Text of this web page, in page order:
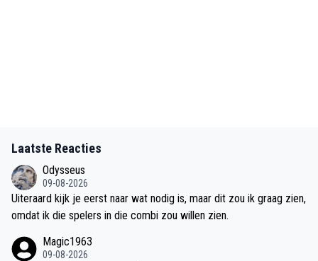
Laatste Reacties
Odysseus
09-08-2026
Uiteraard kijk je eerst naar wat nodig is, maar dit zou ik graag zien,
omdat ik die spelers in die combi zou willen zien.
Magic1963
09-08-2026